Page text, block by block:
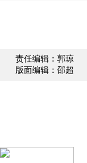
责任编辑：郭琼
版面编辑：邵超